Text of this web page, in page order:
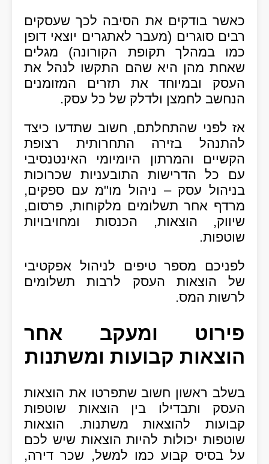
כאשר בודקים את הסיבה לכך שעסקים
רבים סוגרים (מעבר לאתגרים יוצאי דופן
כמו במהלך תקופת הקורונה) מגלים
שאחת מהן היא שהם התקשו לנהל את
העסק ובמיוחד את תזרים המזומנים
הנחשב לחמצן ולדלק של כל עסק.
אז לפני שהתחלתם, חשוב שתדעו כיצד
להתנהל בזירה התחרותית רצופת
הקשיים והמרתון היומיומי האינטנסיבי
עם כל הדרישות התובעניות שכרוכות
בניהול עסק – ניהול מו"מ עם ספקים,
מרדף אחר תשלומים מלקוחות, פרסום,
שיווק, הוצאות, הכנסות ומחויבויות
שוטפות.
לפניכם מספר טיפים לניהול אפקטיבי
של הוצאות העסק לרבות תשלומים
לרשות המס.
פירוט ומעקב אחר
הוצאות קבועות ומשתנות
בשלב ראשון חשוב שתפרטו את הוצאות
העסק ותבדילו בין הוצאות שוטפות
קבועות להוצאות משתנות. הוצאות
שוטפות יכולות להיות הוצאות שיש לכם
על בסיס קבוע כמו למשל, שכר דירה,